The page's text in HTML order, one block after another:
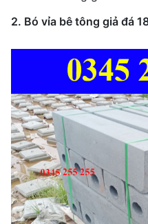
2. Bó vỉa bê tông giả đá